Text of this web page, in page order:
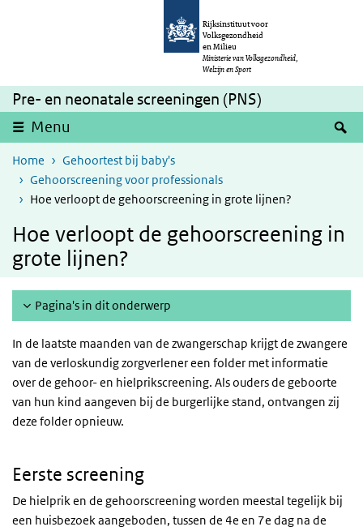
Overslaan en naar de inhoud gaan
Rijksinstituut voor
Volksgezondheid
en Milieu
Ministerie van Volksgezondheid,
Welzijn en Sport
Pre- en neonatale screeningen (PNS)
Menu
Home
Gehoortest bij baby's
Gehoorscreening voor professionals
Hoe verloopt de gehoorscreening in grote lijnen?
Hoe verloopt de gehoorscreening in
grote lijnen?
Pagina's in dit onderwerp
In de laatste maanden van de zwangerschap krijgt de zwangere
van de verloskundig zorgverlener een folder met informatie
over de gehoor- en hielprikscreening. Als ouders de geboorte
van hun kind aangeven bij de burgerlijke stand, ontvangen zij
deze folder opnieuw.
Eerste screening
De hielprik en de gehoorscreening worden meestal tegelijk bij
een huisbezoek aangeboden, tussen de 4e en 7e dag na de